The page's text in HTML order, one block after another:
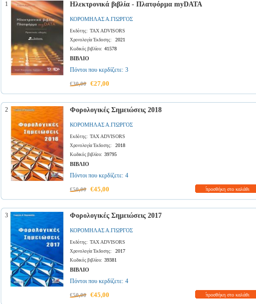
1 Ηλεκτρονικά βιβλία - Πλατφόρμα myDATA
ΚΟΡΟΜΗΛΑΣ Α.ΓΙΩΡΓΟΣ
Εκδότης: TAX ADVISORS
Χρονολογία Έκδοσης: 2021
Κωδικός βιβλίου: 41578
ΒΙΒΛΙΟ
Πόντοι που κερδίζετε: 3
€30,00 €27,00
2 Φορολογικές Σημειώσεις 2018
ΚΟΡΟΜΗΛΑΣ Α.ΓΙΩΡΓΟΣ
Εκδότης: TAX ADVISORS
Χρονολογία Έκδοσης: 2018
Κωδικός βιβλίου: 39795
ΒΙΒΛΙΟ
Πόντοι που κερδίζετε: 4
€50,00 €45,00 προσθήκη στο καλάθι
3 Φορολογικές Σημειώσεις 2017
ΚΟΡΟΜΗΛΑΣ Α.ΓΙΩΡΓΟΣ
Εκδότης: TAX ADVISORS
Χρονολογία Έκδοσης: 2017
Κωδικός βιβλίου: 39381
ΒΙΒΛΙΟ
Πόντοι που κερδίζετε: 4
€50,00 €45,00 προσθήκη στο καλάθι